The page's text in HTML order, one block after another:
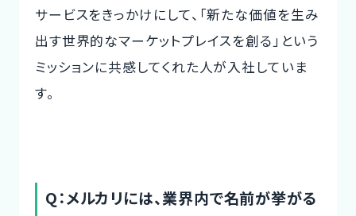
サービスをきっかけにして、「新たな価値を生み
出す世界的なマーケットプレイスを創る」という
ミッションに共感してくれた人が入社していま
す。
Q：メルカリには、業界内で名前が挙がる